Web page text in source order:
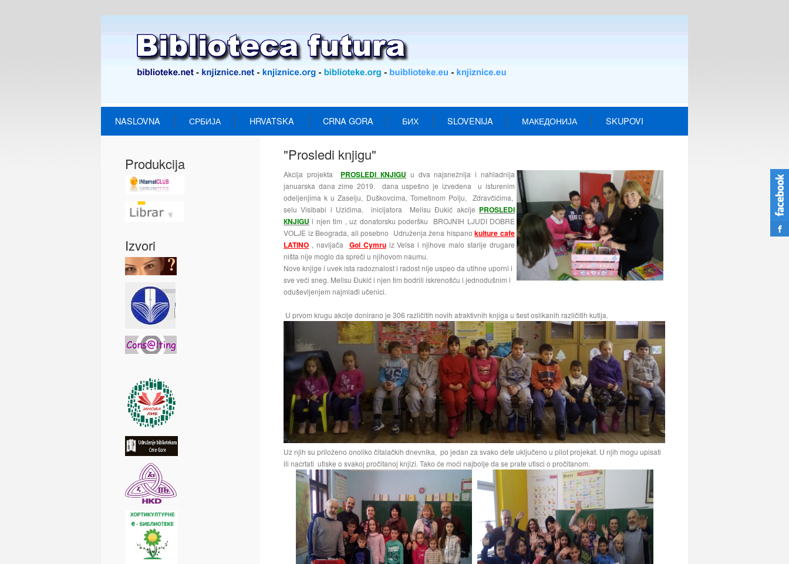
NASLOVNA СРБИЈА HRVATSKA CRNA GORA БИХ SLOVENIJA МАКЕДОНИЈА SKUPOVI
Produkcija
Izvori
"Prosledi knjigu"
Akcija projekta PROSLEDI КNJIGU u dva najsnežnija i nahladnija
januarska dana zime 2019. dana uspešno je izvedena u isturenim
odeljenjima k u Zaselju, Duškovcima, Tometinom Polju, Zdravčićima,
selu Visibabi i Uzićima. inicijatora Melisu Đukić akcije PROSLEDI
КNJIGU i njen tim , uz donatorsku poderšku BROJNIH LJUDI DOBRE
VOLJE iz Beograda, ali posebno Udruženja žena hispanokulture cafe
LATINO , navijača Gol Cymruiz Velsa i njihove malo starije drugare
ništa nije moglo da spreči u njihovom naumu.
Nove knjige i uvek ista radoznalost i radost nije uspeo da utihne uporni i
sve veći sneg. Melisu Đukić i njen tim bodrili iskrenošću i jednodušnim i
oduševljenjem najmlađi učenici.
U prvom krugu akcije donirano je 306 različitih novih atraktivnih knjiga u šest oslikanih različitih kutija.
Uz njih su priloženo onoliko čitalačkih dnevnika, po jedan za svako dete uključeno u pilot projekat. U njih mogu upisati
ili nacrtati utiske o svakoj pročitanoj knjizi. Tako će moći najbolje da se prate utisci o pročitanom.